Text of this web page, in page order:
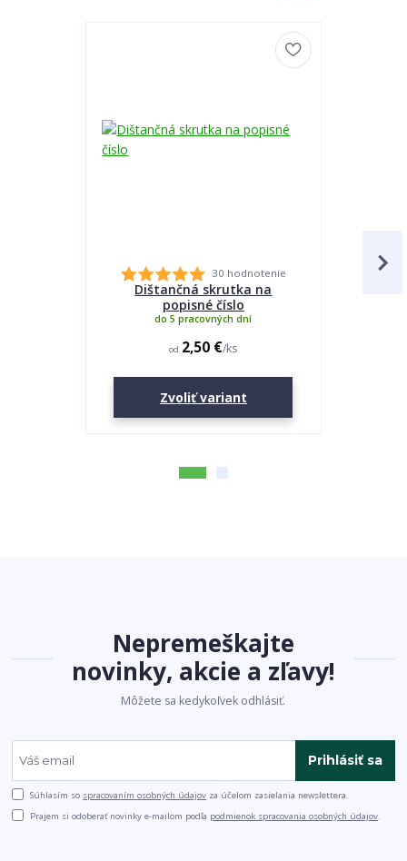
30 hodnotenie
Dištančná skrutka na
popisné číslo
od 2,50 €/ks
do 5 pracovných dní
Zvoliť variant
Nepremeškajte
novinky, akcie a zľavy!
Môžete sa kedykoľvek odhlásiť.
Prihlásiť sa
Súhlasím so spracovaním osobných údajov za účelom zasielania newslettera.
Prajem si odoberať novinky e-mailom podľa podmienok spracovania osobných údajov.